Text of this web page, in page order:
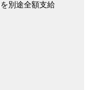
別途全額支給